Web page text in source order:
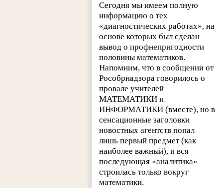
Сегодня мы имеем полную
информацию о тех
«диагностических работах», на
основе которых был сделан
вывод о профнепригодности
половины математиков.
Напомним, что в сообщении от
Рособрнадзора говорилось о
провале учителей
МАТЕМАТИКИ и
ИНФОРМАТИКИ (вместе), но в
сенсационные заголовки
новостных агентств попал
лишь первый предмет (как
наиболее важный), и вся
последующая «аналитика»
строилась только вокруг
математики.